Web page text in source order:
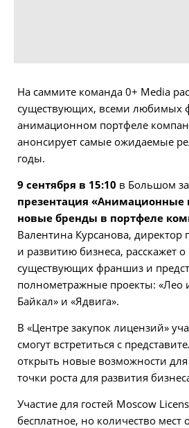
На саммите команда 0+ Media
существующих, всеми любимых
анимационном портфеле
анонсирует самые ожидаемые
годы.
9 сентября в 15:10 в Большом
презентация
новые бренды в портфеле
Валентина Курсанова,
и развитию бизнеса, расскажет
существующих франшиз и
полнометражные проекты: «Лео
Байкал» и «Ядвига».
В «Центре закупок лицензий»
смогут встретиться с
открыть новые возможности
точки роста для развития
Участие для гостей Moscow
бесплатное, но количество мест